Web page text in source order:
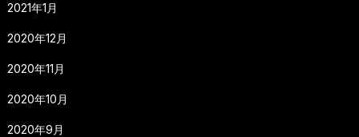
2021年1月
2020年12月
2020年11月
2020年10月
2020年9月